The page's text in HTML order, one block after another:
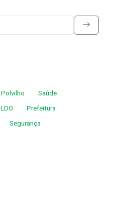
Polvilho Saúde
LDO Prefeitura
Segurança